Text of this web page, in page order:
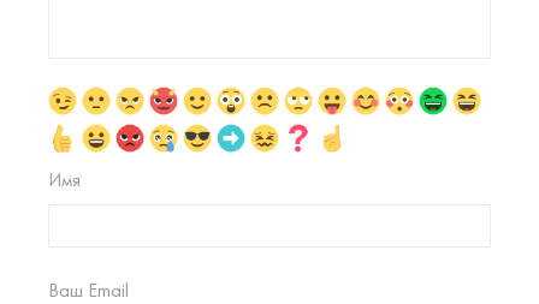
Имя
Ваш Email